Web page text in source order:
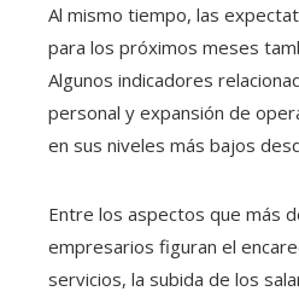
Al mismo tiempo, las
para los próximos meses
Algunos indicadores
personal y expansión de
en sus niveles más bajos
Entre los aspectos que más
empresarios figuran el
servicios, la subida de los